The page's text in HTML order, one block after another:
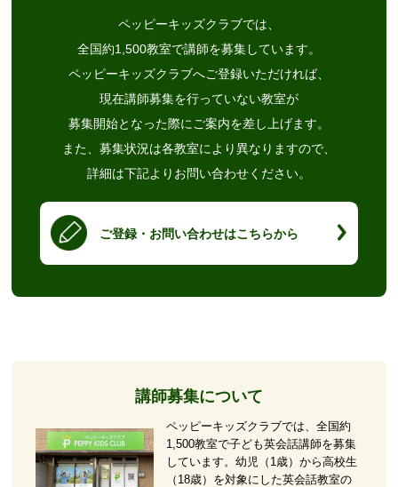
ペッピーキッズクラブでは、
全国約1,500教室で講師を募集しています。
ペッピーキッズクラブへご登録いただければ、
現在講師募集を行っていない教室が
募集開始となった際にご案内を差し上げます。
また、募集状況は各教室により異なりますので、
詳細は下記よりお問い合わせください。
ご登録・お問い合わせはこちらから
講師募集について
ペッピーキッズクラブでは、全国約
1,500教室で子ども英会話講師を募集
しています。幼児（1歳）から高校生
（18歳）を対象にした英会話教室の